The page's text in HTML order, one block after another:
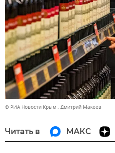
© РИА Новости Крым . Дмитрий Макеев
Читать в МАКС